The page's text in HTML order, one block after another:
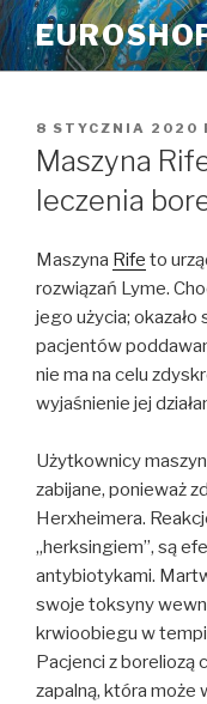
Przeskocz
do
treści
OPUBLIKOWANE
W
8 STYCZNIA 2020
Maszyna
leczenia
Maszyna Rife to
rozwiązań Lyme.
jego użycia; okazało
pacjentów
nie ma na celu
wyjaśnienie jej
Użytkownicy
zabijane, ponieważ
Herxheimera.
„herksingiem”, są
antybiotykami.
swoje toksyny
krwioobiegu w
Pacjenci z boreliozą
zapalną, która może